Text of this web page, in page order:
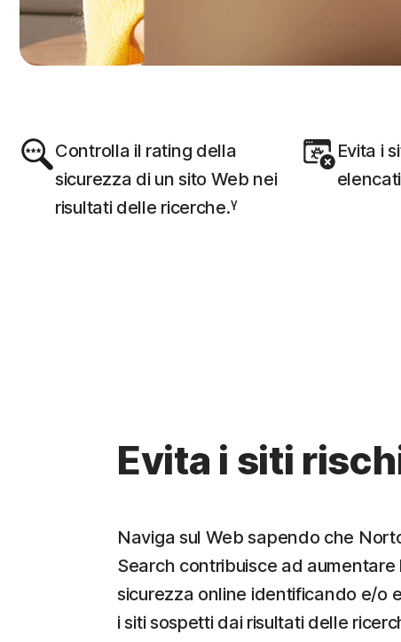
Controlla il rating della
sicurezza di un sito Web nei
risultati delle ricerche.γ
Evita i
Evita i siti
Naviga sul Web sapendo che
Search contribuisce ad aumentare
sicurezza online identificando e/o
i siti sospetti dai risultati delle